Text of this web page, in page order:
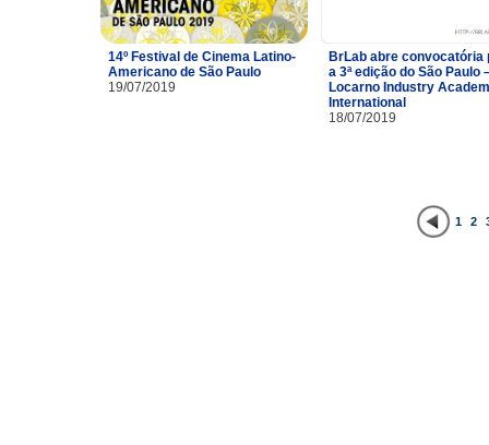
14º Festival de Cinema Latino-
Americano de São Paulo
19/07/2019
BrLab abre convocatória
a 3ª edição do São Paulo
Locarno Industry
International
18/07/2019
1 2